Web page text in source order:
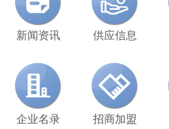
新闻资讯 供应信息
企业名录 招商加盟